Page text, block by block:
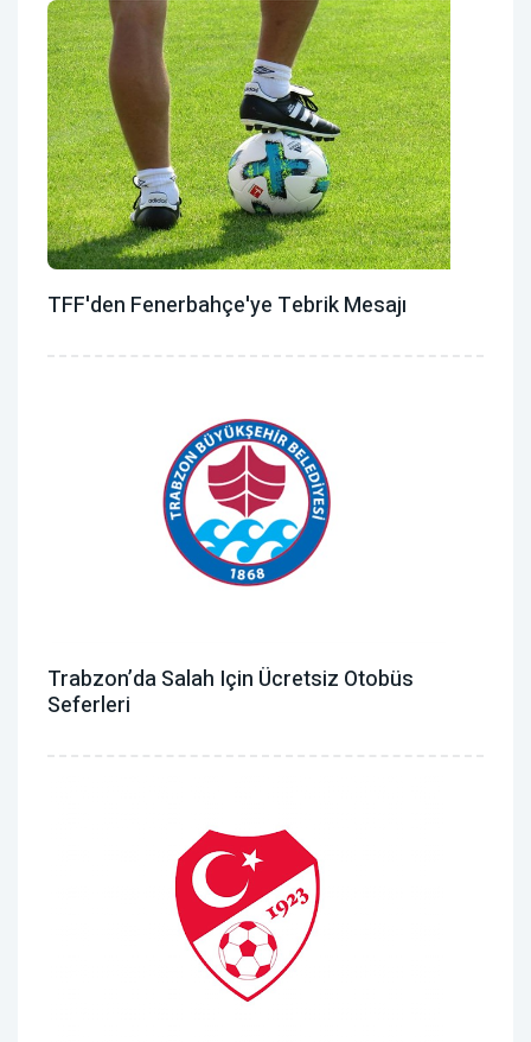
TFF'den Fenerbahçe'ye Tebrik Mesajı
Trabzon’da Salah Için Ücretsiz Otobüs
Seferleri